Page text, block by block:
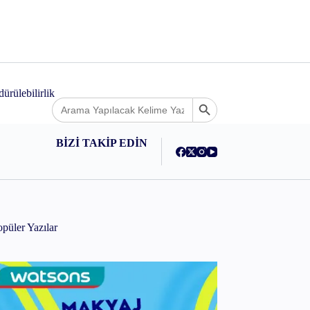
Search
for:
Search Button
BİZİ TAKİP EDİN
Yazılar